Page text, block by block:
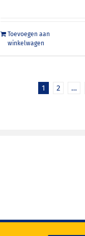
Toevoegen aan
winkelwagen
1 2 …